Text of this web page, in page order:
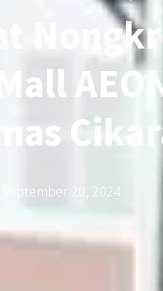
September 20, 2024